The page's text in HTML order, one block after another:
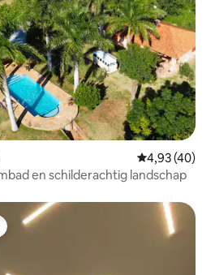
Gemiddelde
4,93 (40)
en schilderachtig landschap